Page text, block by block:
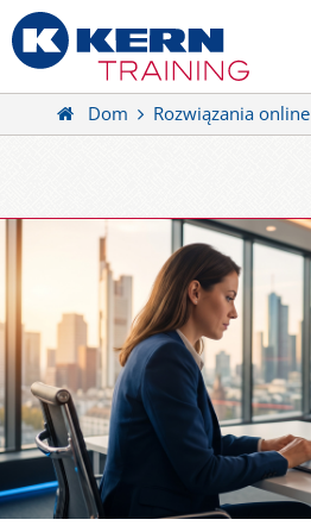
Dom Rozwiązania online